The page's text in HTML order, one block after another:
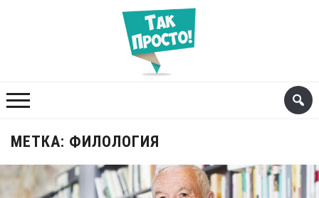
МЕТКА: ФИЛОЛОГИЯ